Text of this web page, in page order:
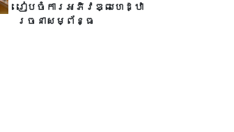
រៀបចំការអភិវឌ្ឍហេដ្ឋា
រចនាសម្ព័ន្ធ